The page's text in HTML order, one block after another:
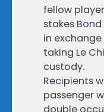
fellow
stakes
in
taking Le
custody.
Recipients
passenger